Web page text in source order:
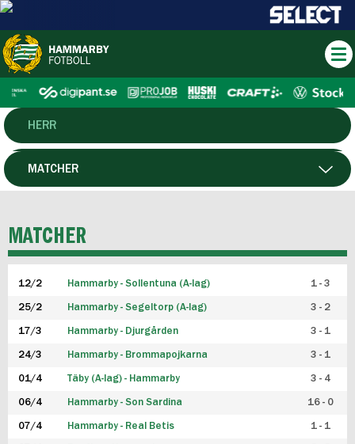
HERR
DAM
P19
F19
FUTSAL HERR
FUTSAL DAM
MATCHER
MATCHER
12/2 Hammarby - Sollentuna (A-lag) 1 - 3
25/2 Hammarby - Segeltorp (A-lag) 3 - 2
17/3 Hammarby - Djurgården 3 - 1
24/3 Hammarby - Brommapojkarna 3 - 1
01/4 Täby (A-lag) - Hammarby 3 - 4
06/4 Hammarby - Son Sardina 16 - 0
07/4 Hammarby - Real Betis 1 - 1